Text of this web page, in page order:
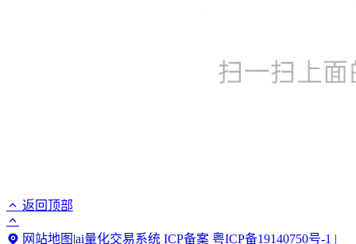
返回顶部
网站地图 |ai量化交易系统 ICP备案 粤ICP备19140750号-1 |